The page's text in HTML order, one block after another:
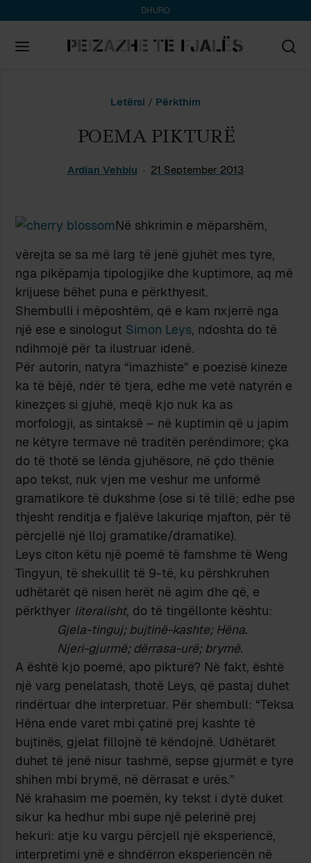
DHURO
Letërsi / Përkthim
POEMA PIKTURË
Ardian Vehbiu 21 September 2013
Në shkrimin e mëparshëm,
vërejta se sa më larg të jenë gjuhët mes tyre,
nga pikëpamja tipologjike dhe kuptimore, aq më
krijuese bëhet puna e përkthyesit.
Shembulli i mëposhtëm, që e kam nxjerrë nga
një ese e sinologut Simon Leys, ndoshta do të
ndihmojë për ta ilustruar idenë.
Për autorin, natyra “imazhiste” e poezisë kineze
ka të bëjë, ndër të tjera, edhe me vetë natyrën e
kinezçes si gjuhë, meqë kjo nuk ka as
morfologji, as sintaksë – në kuptimin që u japim
ne këtyre termave në traditën perëndimore; çka
do të thotë se lënda gjuhësore, në çdo thënie
apo tekst, nuk vjen me veshur me unformë
gramatikore të dukshme (ose si të tillë; edhe pse
thjesht renditja e fjalëve lakuriqe mjafton, për të
përcjellë një lloj gramatike/dramatike).
Leys citon këtu një poemë të famshme të Weng
Tingyun, të shekullit të 9-të, ku përshkruhen
udhëtarët që nisen herët në agim dhe që, e
përkthyer literalisht, do të tingëllonte kështu:
Gjela-tinguj; bujtinë-kashte; Hëna.
Njeri-gjurmë; dërrasa-urë; brymë.
A është kjo poemë, apo pikturë? Në fakt, është
një varg penelatash, thotë Leys, që pastaj duhet
rindërtuar dhe interpretuar. Për shembull: “Teksa
Hëna ende varet mbi çatinë prej kashte të
bujtinës, gjelat fillojnë të këndojnë. Udhëtarët
duhet të jenë nisur tashmë, sepse gjurmët e tyre
shihen mbi brymë, në dërrasat e urës.”
Në krahasim me poemën, ky tekst i dytë duket
sikur ka hedhur mbi supe një pelerinë prej
hekuri: atje ku vargu përcjell një eksperiencë,
interpretimi ynë e shndërron eksperiencën në